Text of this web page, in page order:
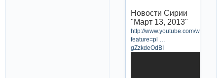
Новости Сирии
"Март 13, 2013"
http://www.youtube.com/watch?
feature=pl …
gZzkdeOdBI